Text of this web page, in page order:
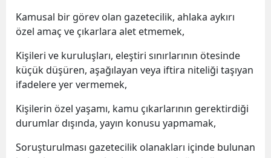
Kamusal bir görev olan gazetecilik, ahlaka aykırı
özel amaç ve çıkarlara alet etmemek,
Kişileri ve kuruluşları, eleştiri sınırlarının ötesinde
küçük düşüren, aşağılayan veya iftira niteliği taşıyan
ifadelere yer vermemek,
Kişilerin özel yaşamı, kamu çıkarlarının gerektirdiği
durumlar dışında, yayın konusu yapmamak,
Soruşturulması gazetecilik olanakları içinde bulunan